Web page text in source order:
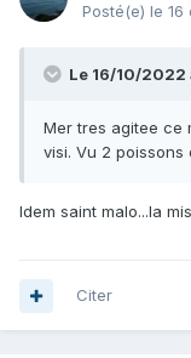
Posté(e) le 16
Le 16/10/2022
Mer tres agitee ce
visi. Vu 2 poissons
Idem saint malo...la
Citer